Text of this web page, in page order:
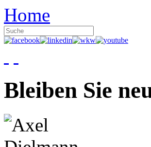
Home
Bleiben Sie